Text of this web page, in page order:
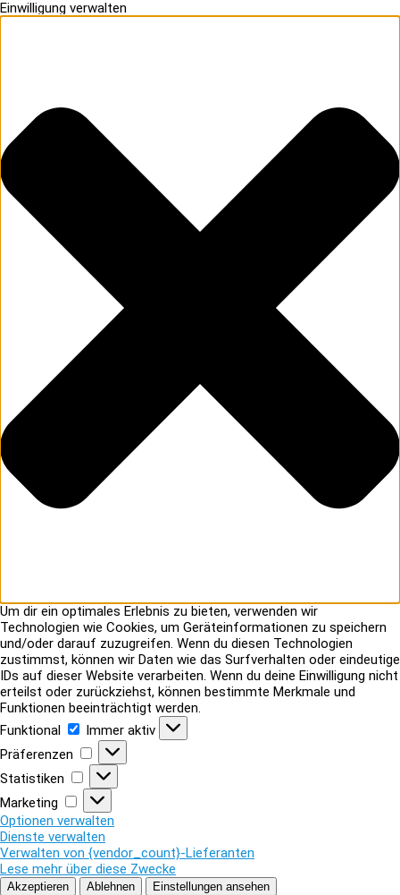
Einwilligung verwalten
Um dir ein optimales Erlebnis zu bieten, verwenden wir
Technologien wie Cookies, um Geräteinformationen zu speichern
und/oder darauf zuzugreifen. Wenn du diesen Technologien
zustimmst, können wir Daten wie das Surfverhalten oder eindeutige
IDs auf dieser Website verarbeiten. Wenn du deine Einwilligung nicht
erteilst oder zurückziehst, können bestimmte Merkmale und
Funktionen beeinträchtigt werden.
Funktional
Funktional
Immer aktiv
Präferenzen
Präferenzen
Statistiken
Statistiken
Marketing
Marketing
Optionen verwalten
Dienste verwalten
Verwalten von {vendor_count}-Lieferanten
Lese mehr über diese Zwecke
Akzeptieren Ablehnen
Einstellungen ansehen